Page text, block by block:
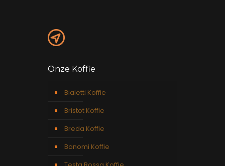
Onze Koffie
Bialetti Koffie
Bristot Koffie
Breda Koffie
Bonomi Koffie